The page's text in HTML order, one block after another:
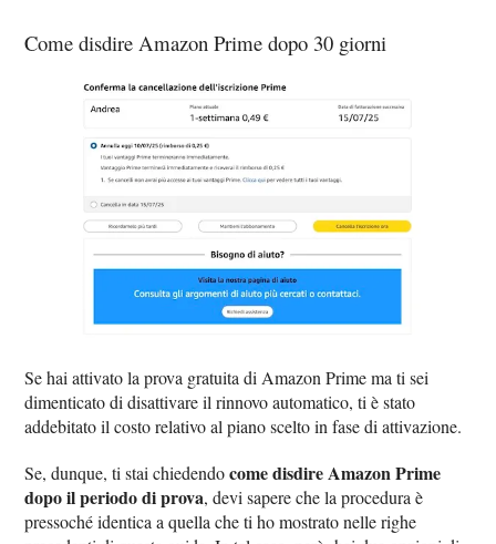
Come disdire Amazon Prime dopo 30 giorni
Se hai attivato la prova gratuita di Amazon Prime ma ti sei
dimenticato di disattivare il rinnovo automatico, ti è stato
addebitato il costo relativo al piano scelto in fase di attivazione.
Se, dunque, ti stai chiedendocome disdire Amazon Prime
dopo il periodo di prova, devi sapere che la procedura è
pressoché identica a quella che ti ho mostrato nelle righe